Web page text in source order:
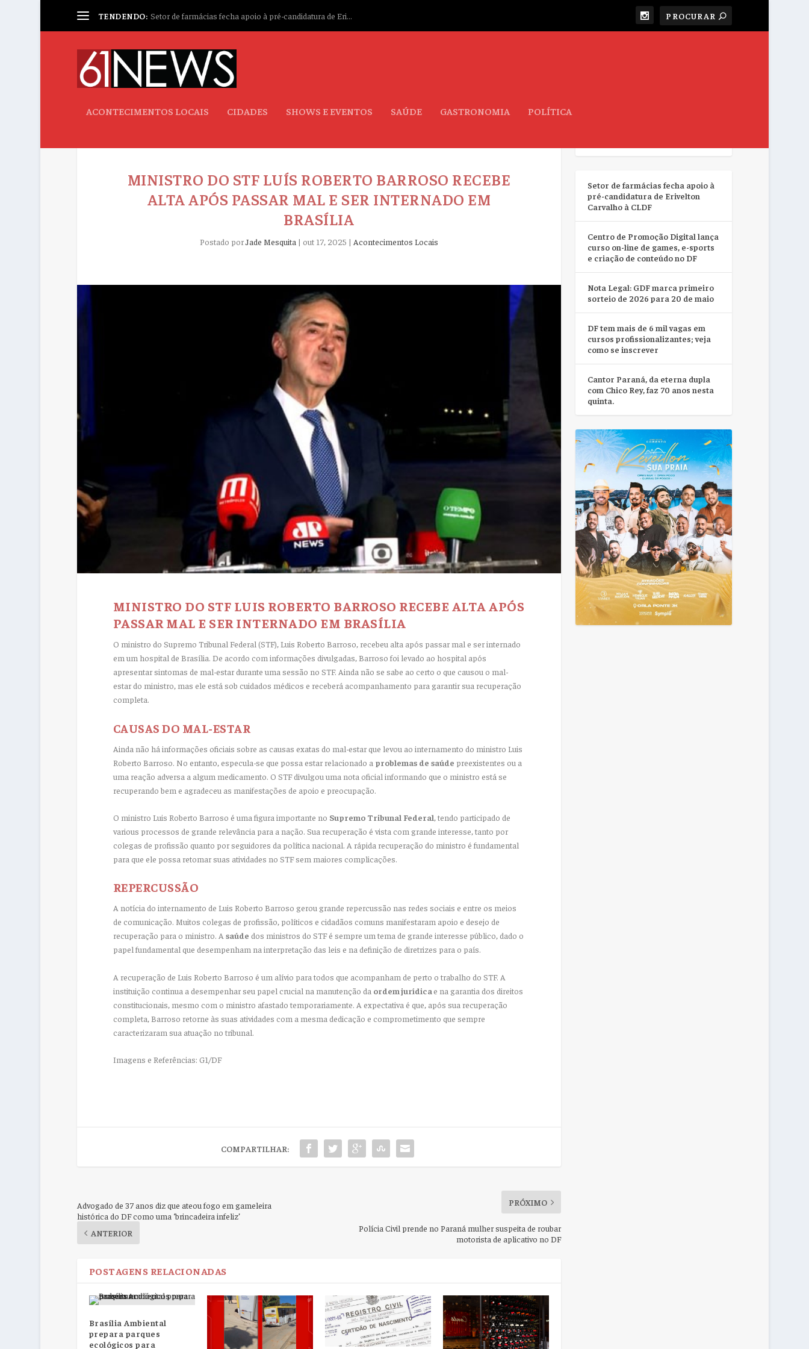
TENDENDO: Setor de farmácias fecha apoio à pré-candidatura de Eri...
ACONTECIMENTOS LOCAIS CIDADES SHOWS E EVENTOS SAÚDE GASTRONOMIA POLÍTICA
MINISTRO DO STF LUÍS ROBERTO BARROSO RECEBE
ALTA APÓS PASSAR MAL E SER INTERNADO EM
BRASÍLIA
Postado porJade Mesquita | out 17, 2025 | Acontecimentos Locais
MINISTRO DO STF LUIS ROBERTO BARROSO RECEBE ALTA APÓS
PASSAR MAL E SER INTERNADO EM BRASÍLIA
O ministro do Supremo Tribunal Federal (STF), Luis Roberto Barroso, recebeu alta após passar mal e ser internado
em um hospital de Brasília. De acordo com informações divulgadas, Barroso foi levado ao hospital após
apresentar sintomas de mal-estar durante uma sessão no STF. Ainda não se sabe ao certo o que causou o mal-
estar do ministro, mas ele está sob cuidados médicos e receberá acompanhamento para garantir sua recuperação
completa.
CAUSAS DO MAL-ESTAR
Ainda não há informações oficiais sobre as causas exatas do mal-estar que levou ao internamento do ministro Luis
Roberto Barroso. No entanto, especula-se que possa estar relacionado a problemas de saúde preexistentes ou a
uma reação adversa a algum medicamento. O STF divulgou uma nota oficial informando que o ministro está se
recuperando bem e agradeceu as manifestações de apoio e preocupação.
O ministro Luis Roberto Barroso é uma figura importante no Supremo Tribunal Federal, tendo participado de
various processos de grande relevância para a nação. Sua recuperação é vista com grande interesse, tanto por
colegas de profissão quanto por seguidores da política nacional. A rápida recuperação do ministro é fundamental
para que ele possa retomar suas atividades no STF sem maiores complicações.
REPERCUSSÃO
A notícia do internamento de Luis Roberto Barroso gerou grande repercussão nas redes sociais e entre os meios
de comunicação. Muitos colegas de profissão, políticos e cidadãos comuns manifestaram apoio e desejo de
recuperação para o ministro. A saúde dos ministros do STF é sempre um tema de grande interesse público, dado o
papel fundamental que desempenham na interpretação das leis e na definição de diretrizes para o país.
A recuperação de Luis Roberto Barroso é um alívio para todos que acompanham de perto o trabalho do STF. A
instituição continua a desempenhar seu papel crucial na manutenção da ordem jurídicae na garantia dos direitos
constitucionais, mesmo com o ministro afastado temporariamente. A expectativa é que, após sua recuperação
completa, Barroso retorne às suas atividades com a mesma dedicação e comprometimento que sempre
caracterizaram sua atuação no tribunal.
Imagens e Referências: G1/DF
COMPARTILHAR:
Advogado de 37 anos diz que ateou fogo em gameleira
histórica do DF como uma ‘brincadeira infeliz’
ANTERIOR
PRÓXIMO
Polícia Civil prende no Paraná mulher suspeita de roubar
motorista de aplicativo no DF
POSTAGENS RELACIONADAS
Brasília Ambiental
prepara parques
ecológicos para
Setor de farmácias fecha apoio à
pré-candidatura de Erivelton
Carvalho à CLDF
Centro de Promoção Digital lança
curso on-line de games, e-sports
e criação de conteúdo no DF
Nota Legal: GDF marca primeiro
sorteio de 2026 para 20 de maio
DF tem mais de 6 mil vagas em
cursos profissionalizantes; veja
como se inscrever
Cantor Paraná, da eterna dupla
com Chico Rey, faz 70 anos nesta
quinta.